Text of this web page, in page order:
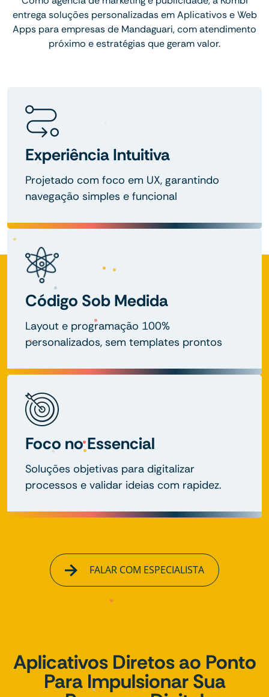
entrega soluções personalizadas em Aplicativos e Web
Apps para empresas de Mandaguari, com atendimento
próximo e estratégias que geram valor.
Experiência Intuitiva
Projetado com foco em UX, garantindo
navegação simples e funcional
Código Sob Medida
Layout e programação 100%
personalizados, sem templates prontos
Foco no Essencial
Soluções objetivas para digitalizar
processos e validar ideias com rapidez.
FALAR COM ESPECIALISTA
Aplicativos Diretos ao Ponto
Para Impulsionar Sua